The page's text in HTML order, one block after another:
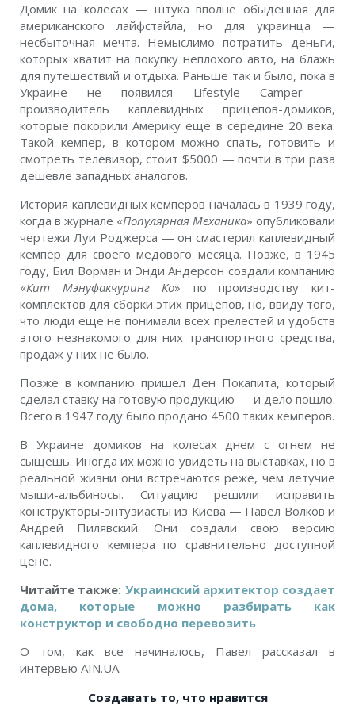
Домик на колесах — штука вполне обыденная для
американского лайфстайла, но для украинца —
несбыточная мечта. Немыслимо потратить деньги,
которых хватит на покупку неплохого авто, на блажь
для путешествий и отдыха. Раньше так и было, пока в
Украине не появился Lifestyle Camper —
производитель каплевидных прицепов-домиков,
которые покорили Америку еще в середине 20 века.
Такой кемпер, в котором можно спать, готовить и
смотреть телевизор, стоит $5000 — почти в три раза
дешевле западных аналогов.
История каплевидных кемперов началась в 1939 году,
когда в журнале «Популярная Механика» опубликовали
чертежи Луи Роджерса — он смастерил каплевидный
кемпер для своего медового месяца. Позже, в 1945
году, Бил Ворман и Энди Андерсон создали компанию
«Кит Мэнуфакчуринг Ко» по производству кит-
комплектов для сборки этих прицепов, но, ввиду того,
что люди еще не понимали всех прелестей и удобств
этого незнакомого для них транспортного средства,
продаж у них не было.
Позже в компанию пришел Ден Покапита, который
сделал ставку на готовую продукцию — и дело пошло.
Всего в 1947 году было продано 4500 таких кемперов.
В Украине домиков на колесах днем с огнем не
сыщешь. Иногда их можно увидеть на выставках, но в
реальной жизни они встречаются реже, чем летучие
мыши-альбиносы. Ситуацию решили исправить
конструкторы-энтузиасты из Киева — Павел Волков и
Андрей Пилявский. Они создали свою версию
каплевидного кемпера по сравнительно доступной
цене.
Читайте также: Украинский архитектор создает
дома, которые можно разбирать как
конструктор и свободно перевозить
О том, как все начиналось, Павел рассказал в
интервью AIN.UA.
Создавать то, что нравится